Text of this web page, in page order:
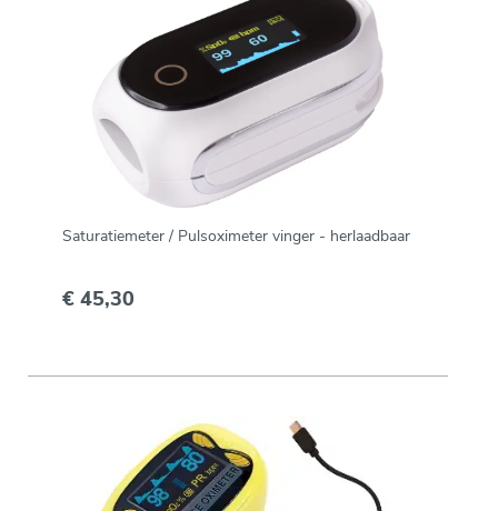
Saturatiemeter / Pulsoximeter vinger - herlaadbaar
€ 45,30